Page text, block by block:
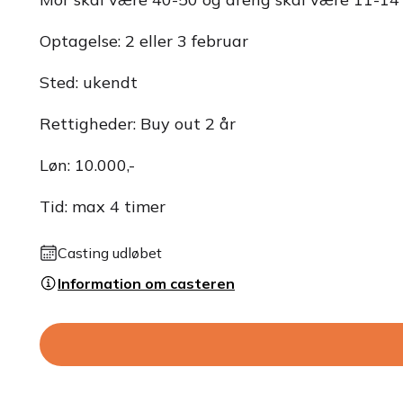
Optagelse: 2 eller 3 februar
Sted: ukendt
Rettigheder: Buy out 2 år
Løn: 10.000,-
Tid: max 4 timer
Casting udløbet
Information om casteren